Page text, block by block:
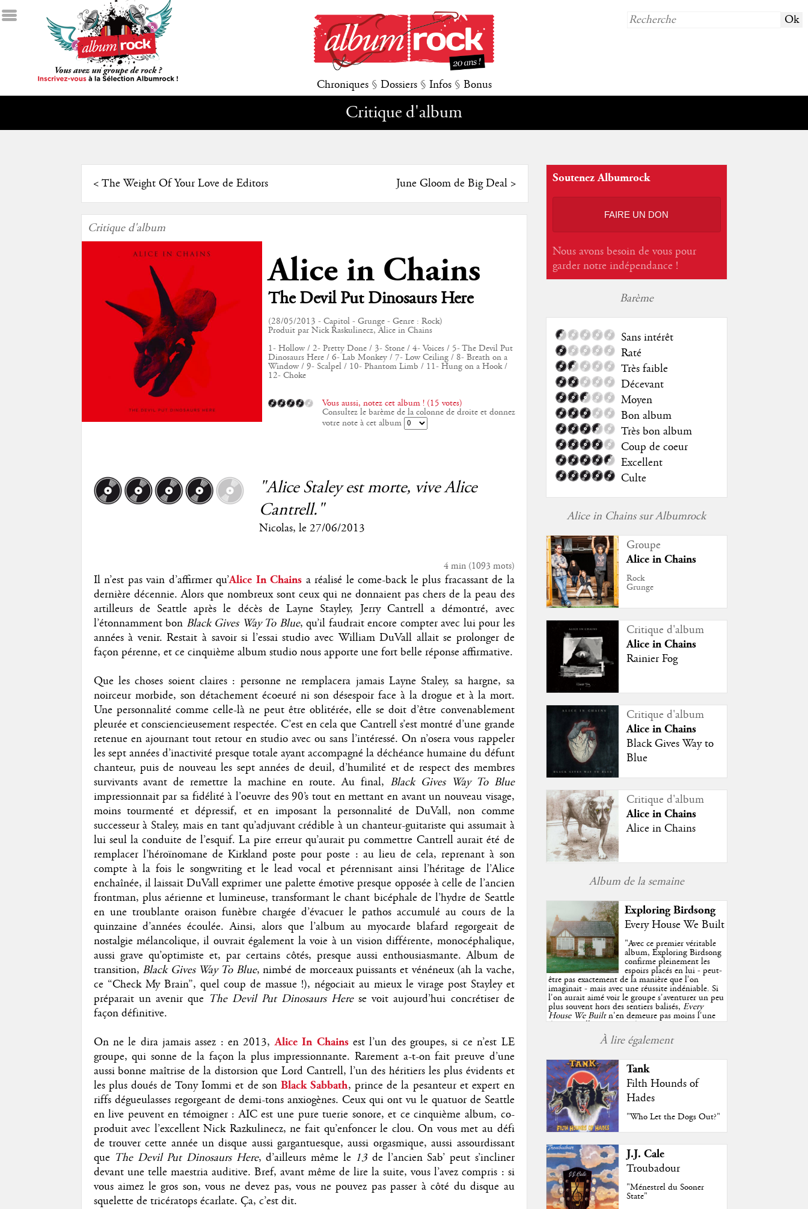
Chroniques § Dossiers § Infos § Bonus
Critique d'album
< The Weight Of Your Love de Editors June Gloom de Big Deal>
Critique d'album
Alice in Chains
The Devil Put Dinosaurs Here
(28/05/2013 - Capitol - Grunge - Genre : Rock)
Produit par Nick Raskulinecz, Alice in Chains
1- Hollow / 2- Pretty Done / 3- Stone / 4- Voices / 5- The Devil Put
Dinosaurs Here / 6- Lab Monkey / 7- Low Ceiling / 8- Breath on a
Window / 9- Scalpel / 10- Phantom Limb / 11- Hung on a Hook /
12- Choke
Vous aussi, notez cet album ! (15 votes)
Consultez le barème de la colonne de droite et donnez
votre note à cet album
"Alice Staley est morte, vive Alice
Cantrell."
Nicolas, le 27/06/2013
4 min(1093 mots)
Il n’est pas vain d’affirmer qu’Alice In Chains a réalisé le come-back le plus fracassant de la
dernière décennie. Alors que nombreux sont ceux qui ne donnaient pas chers de la peau des
artilleurs de Seattle après le décès de Layne Stayley, Jerry Cantrell a démontré, avec
l’étonnamment bon Black Gives Way To Blue, qu’il faudrait encore compter avec lui pour les
années à venir. Restait à savoir si l’essai studio avec William DuVall allait se prolonger de
façon pérenne, et ce cinquième album studio nous apporte une fort belle réponse affirmative.
Que les choses soient claires : personne ne remplacera jamais Layne Staley, sa hargne, sa
noirceur morbide, son détachement écoeuré ni son désespoir face à la drogue et à la mort.
Une personnalité comme celle-là ne peut être oblitérée, elle se doit d’être convenablement
pleurée et consciencieusement respectée. C’est en cela que Cantrell s’est montré d’une grande
retenue en ajournant tout retour en studio avec ou sans l’intéressé. On n’osera vous rappeler
les sept années d’inactivité presque totale ayant accompagné la déchéance humaine du défunt
chanteur, puis de nouveau les sept années de deuil, d’humilité et de respect des membres
survivants avant de remettre la machine en route. Au final, Black Gives Way To Blue
impressionnait par sa fidélité à l’oeuvre des 90’s tout en mettant en avant un nouveau visage,
moins tourmenté et dépressif, et en imposant la personnalité de DuVall, non comme
successeur à Staley, mais en tant qu’adjuvant crédible à un chanteur-guitariste qui assumait à
lui seul la conduite de l’esquif. La pire erreur qu’aurait pu commettre Cantrell aurait été de
remplacer l’héroïnomane de Kirkland poste pour poste : au lieu de cela, reprenant à son
compte à la fois le songwriting et le lead vocal et pérennisant ainsi l’héritage de l’Alice
enchaînée, il laissait DuVall exprimer une palette émotive presque opposée à celle de l’ancien
frontman, plus aérienne et lumineuse, transformant le chant bicéphale de l’hydre de Seattle
en une troublante oraison funèbre chargée d’évacuer le pathos accumulé au cours de la
quinzaine d’années écoulée. Ainsi, alors que l’album au myocarde blafard regorgeait de
nostalgie mélancolique, il ouvrait également la voie à un vision différente, monocéphalique,
aussi grave qu’optimiste et, par certains côtés, presque aussi enthousiasmante. Album de
transition, Black Gives Way To Blue, nimbé de morceaux puissants et vénéneux (ah la vache,
ce “Check My Brain”, quel coup de massue !), négociait au mieux le virage post Stayley et
préparait un avenir que The Devil Put Dinosaurs Herese voit aujourd’hui concrétiser de
façon définitive.
On ne le dira jamais assez : en 2013, Alice In Chains est l’un des groupes, si ce n’est LE
groupe, qui sonne de la façon la plus impressionnante. Rarement a-t-on fait preuve d’une
aussi bonne maîtrise de la distorsion que Lord Cantrell, l’un des héritiers les plus évidents et
les plus doués de Tony Iommi et de sonBlack Sabbath, prince de la pesanteur et expert en
riffs dégueulasses regorgeant de demi-tons anxiogènes. Ceux qui ont vu le quatuor de Seattle
en live peuvent en témoigner : AIC est une pure tuerie sonore, et ce cinquième album, co-
produit avec l’excellent Nick Razkulinecz, ne fait qu’enfoncer le clou. On vous met au défi
de trouver cette année un disque aussi gargantuesque, aussi orgasmique, aussi assourdissant
que The Devil Put Dinosaurs Here, d’ailleurs même le 13 de l’ancien Sab’ peut s’incliner
devant une telle maestria auditive. Bref, avant même de lire la suite, vous l’avez compris : si
vous aimez le gros son, vous ne devez pas, vous ne pouvez pas passer à côté du disque au
squelette de tricératops écarlate. Ça, c’est dit.
Soutenez Albumrock
FAIRE UN DON
Nous avons besoin de vous pour
garder notre indépendance !
Barème
Sans intérêt
Raté
Très faible
Décevant
Moyen
Bon album
Très bon album
Coup de coeur
Excellent
Culte
Alice in Chains sur Albumrock
Groupe
Alice in Chains
Rock
Grunge
Critique d'album
Alice in Chains
Rainier Fog
Critique d'album
Alice in Chains
Black Gives Way to
Blue
Critique d'album
Alice in Chains
Alice in Chains
Album de la semaine
Exploring Birdsong
Every House We Built
"Avec ce premier véritable
album, Exploring Birdsong
confirme pleinement les
espoirs placés en lui - peut-
être pas exactement de la manière que l'on
imaginait - mais avec une réussite indéniable. Si
l'on aurait aimé voir le groupe s'aventurer un peu
plus souvent hors des sentiers balisés,Every
House We Builtn'en demeure pas moins l'une
des très belles surprises de cette année, porté par
plusieurs morceaux qui trouveront sans difficulté
une place de choix dans vos playlists estivales.
À lire également
Tank
Filth Hounds of
Hades
"Who Let the Dogs Out?"
J.J. Cale
Troubadour
"Ménestrel du Sooner
State"